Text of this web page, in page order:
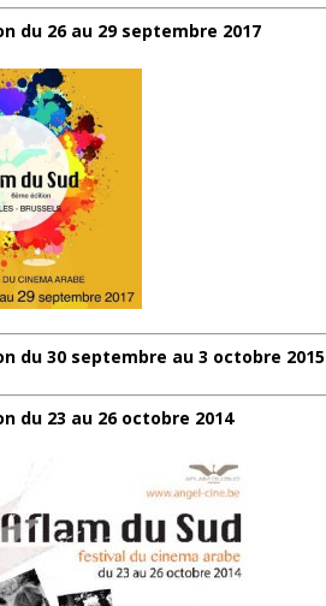
du 26 au 29 septembre 2017
du 30 septembre au 3 octobre 2015
du 23 au 26 octobre 2014